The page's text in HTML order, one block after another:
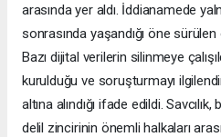
arasında yer aldı. İddianamede
sonrasında yaşandığı öne
Bazı dijital verilerin silinmeye
kurulduğu ve soruşturmayı
altına alındığı ifade edildi.
delil zincirinin önemli halkaları